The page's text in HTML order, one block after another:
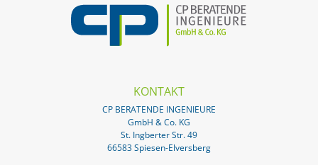
KONTAKT
CP BERATENDE INGENIEURE
GmbH & Co. KG
St. Ingberter Str. 49
66583 Spiesen-Elversberg